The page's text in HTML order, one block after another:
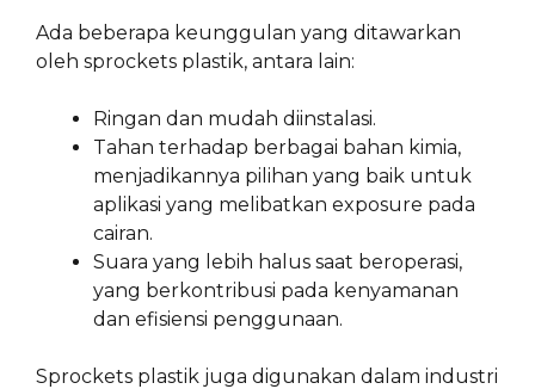
Ada beberapa keunggulan yang ditawarkan
oleh sprockets plastik, antara lain:
Ringan dan mudah diinstalasi.
Tahan terhadap berbagai bahan kimia,
menjadikannya pilihan yang baik untuk
aplikasi yang melibatkan exposure pada
cairan.
Suara yang lebih halus saat beroperasi,
yang berkontribusi pada kenyamanan
dan efisiensi penggunaan.
Sprockets plastik juga digunakan dalam industri